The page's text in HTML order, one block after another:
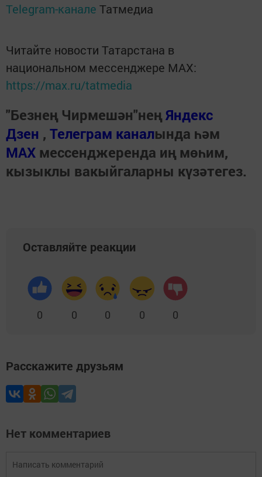
Telegram-канале Татмедиа
Читайте новости Татарстана в
национальном мессенджере MАХ:
https://max.ru/tatmedia
"Безнең Чирмешән"неңЯндекс
Дзен , Телеграм каналында һәм
МАХ мессенджеренда иң мөһим,
кызыклы вакыйгаларны күзәтегез.
Оставляйте реакции
0 0 0 0 0
Расскажите друзьям
Нет комментариев